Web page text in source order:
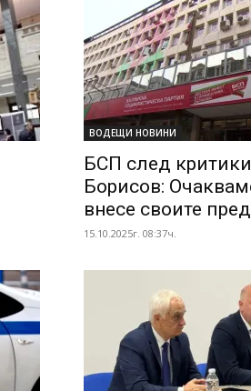
ВОДЕЩИ НОВИНИ
БСП след
Борисов:
внесе своите
15.10.2025г. 08:37ч.